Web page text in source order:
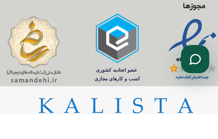
مجوزها